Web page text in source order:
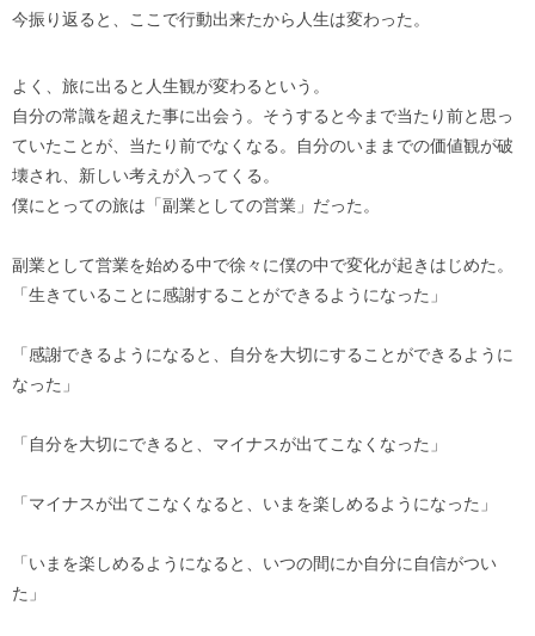
今振り返ると、ここで行動出来たから人生は変わった。
よく、旅に出ると人生観が変わるという。
自分の常識を超えた事に出会う。そうすると今まで当たり前と思っ
ていたことが、当たり前でなくなる。自分のいままでの価値観が破
壊され、新しい考えが入ってくる。
僕にとっての旅は「副業としての営業」だった。
副業として営業を始める中で徐々に僕の中で変化が起きはじめた。
「生きていることに感謝することができるようになった」
「感謝できるようになると、自分を大切にすることができるように
なった」
「自分を大切にできると、マイナスが出てこなくなった」
「マイナスが出てこなくなると、いまを楽しめるようになった」
「いまを楽しめるようになると、いつの間にか自分に自信がつい
た」